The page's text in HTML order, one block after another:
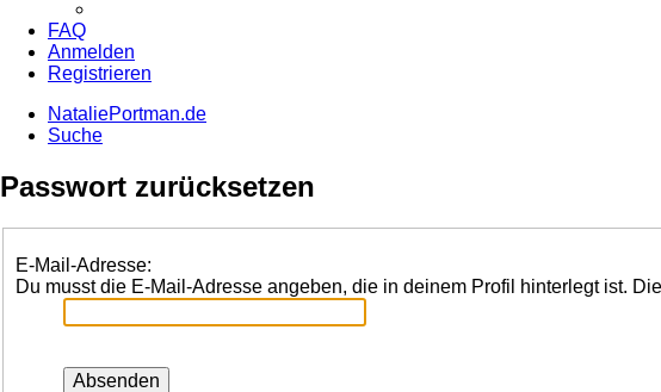
FAQ
Anmelden
Registrieren
NataliePortman.de
Suche
Passwort zurücksetzen
E-Mail-Adresse:
Du musst die E-Mail-Adresse angeben, die in deinem Profil hinterlegt ist.